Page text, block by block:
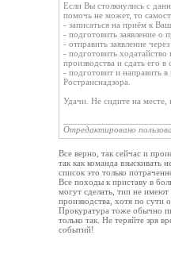
Если Вы столкнулись с
помочь не может, то
- записаться на приём к
- подготовить заявление о
- отправить заявление
- подготовить ходатайство
производства и сдать его в
- подготовит и направить
Ространснадзора.
Удачи. Не сидите на месте,
Отредактировано
Все верно, так сейчас и
так как команда взыскивать
список это только
Все походы к приставу в
могут сделать, тип не
производства, хотя по сути
Прокуратура тоже обычно
только так. Не теряйте зря
событий!